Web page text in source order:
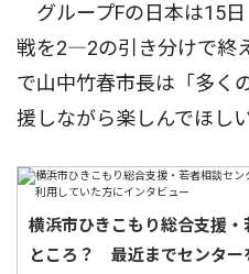
グループFの日本は15
戦を2―2の引き分けで終
で山中竹春市長は「多く
援しながら楽しんでほし
横浜市ひきこもり総合支援
ところ？ 最近までセンター